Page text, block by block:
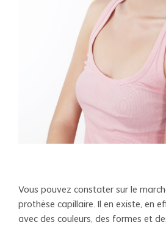
Vous pouvez constater sur le
prothèse capillaire. Il en existe, en
avec des couleurs, des formes et